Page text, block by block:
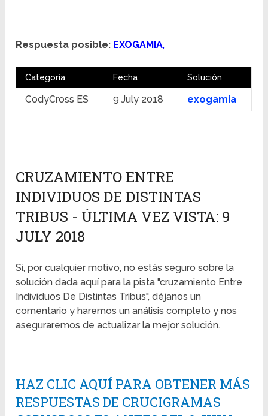
Respuesta posible: EXOGAMIA,
Categoría Fecha Solución
CodyCross ES 9 July 2018 exogamia
CRUZAMIENTO ENTRE
INDIVIDUOS DE DISTINTAS
TRIBUS - ÚLTIMA VEZ VISTA: 9
JULY 2018
Si, por cualquier motivo, no estás seguro sobre la
solución dada aquí para la pista "cruzamiento Entre
Individuos De Distintas Tribus", déjanos un
comentario y haremos un análisis completo y nos
aseguraremos de actualizar la mejor solución.
HAZ CLIC AQUÍ PARA OBTENER MÁS
RESPUESTAS DE CRUCIGRAMAS